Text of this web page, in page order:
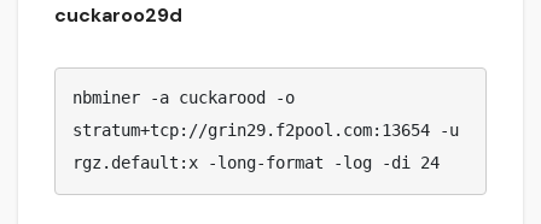
cuckaroo29d
nbminer -a cuckarood -o
stratum+tcp://grin29.f2pool.com:13654 -u
rgz.default:x -long-format -log -di 24